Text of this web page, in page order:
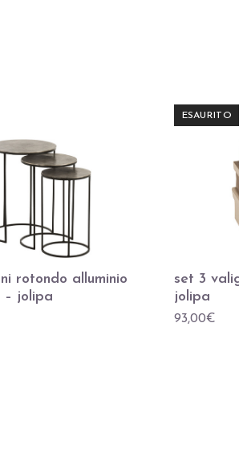
rotondo alluminio
– jolipa
ESAURITO
set 3
jolipa
93,00€